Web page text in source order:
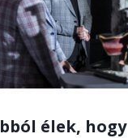
élek, hogy